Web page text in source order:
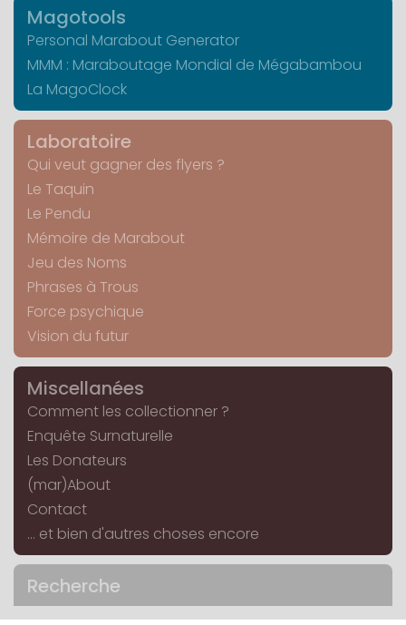
Magotools
Personal Marabout Generator
MMM : Maraboutage Mondial de Mégabambou
La MagoClock
Laboratoire
Qui veut gagner des flyers ?
Le Taquin
Le Pendu
Mémoire de Marabout
Jeu des Noms
Phrases à Trous
Force psychique
Vision du futur
Miscellanées
Comment les collectionner ?
Enquête Surnaturelle
Les Donateurs
(mar)About
Contact
... et bien d'autres choses encore
Recherche